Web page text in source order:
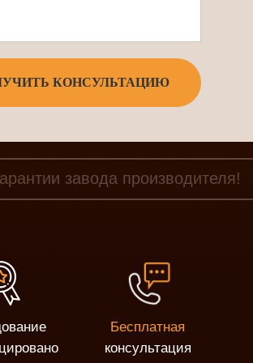
КОНСУЛЬТАЦИЮ
завода производителя!
Бесплатная
консультация